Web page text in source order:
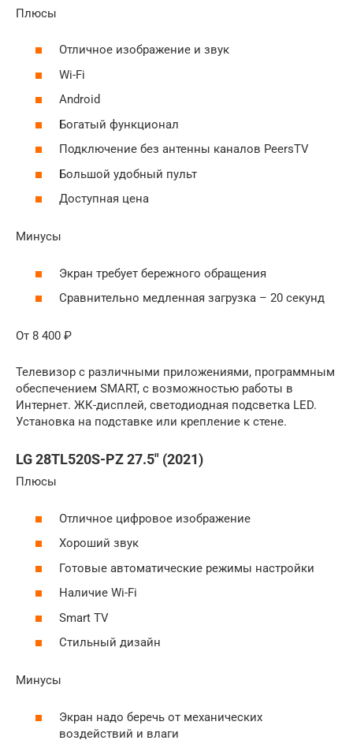
Плюсы
Отличное изображение и звук
Wi-Fi
Android
Богатый функционал
Подключение без антенны каналов PeersTV
Большой удобный пульт
Доступная цена
Минусы
Экран требует бережного обращения
Сравнительно медленная загрузка – 20 секунд
От 8 400 ₽
Телевизор с различными приложениями, программным
обеспечением SMART, с возможностью работы в
Интернет. ЖК-дисплей, светодиодная подсветка LED.
Установка на подставке или крепление к стене.
LG 28TL520S-PZ 27.5″ (2021)
Плюсы
Отличное цифровое изображение
Хороший звук
Готовые автоматические режимы настройки
Наличие Wi-Fi
Smart TV
Стильный дизайн
Минусы
Экран надо беречь от механических
воздействий и влаги